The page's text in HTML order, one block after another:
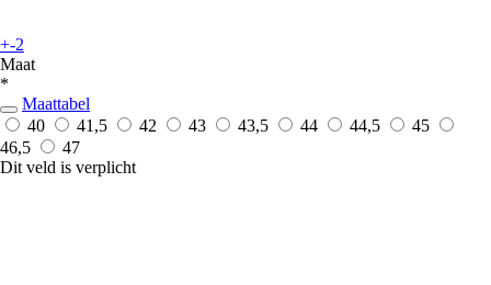
+-2
Maat
*
Maattabel
40
41,5 42 43 43,5 44 44,5
45
46,5
47
Dit veld is verplicht